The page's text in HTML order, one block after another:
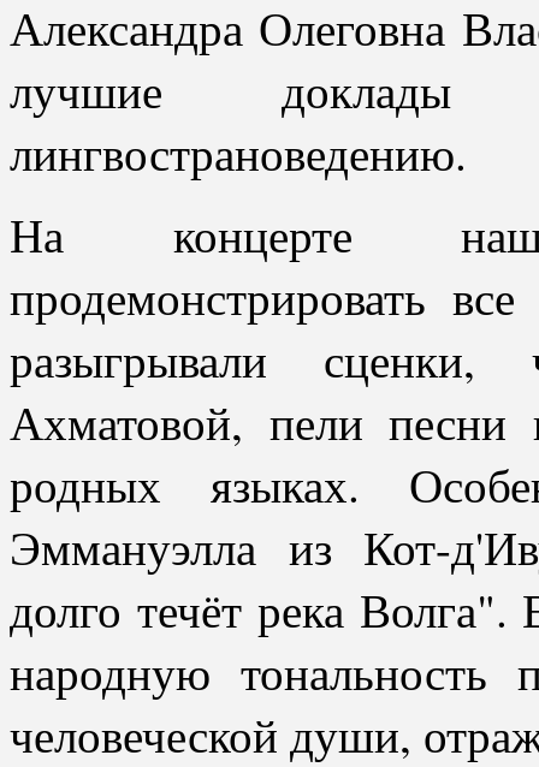
Александра Олеговна
лучшие
лингвострановедению.
На концерте
продемонстрировать
разыгрывали
Ахматовой, пели
родных языках.
Эммануэлла из Кот-
долго течёт река
народную тональность
человеческой души,